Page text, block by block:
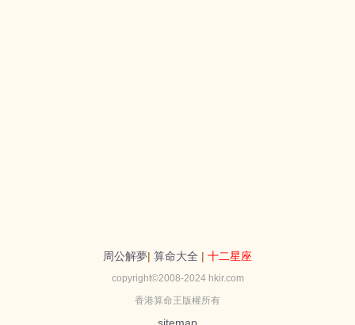
周公解夢| 算命大全 | 十二星座
copyright©2008-2024 hkir.com
香港算命王版權所有